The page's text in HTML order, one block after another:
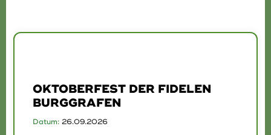
OKTOBERFEST DER FIDELEN
BURGGRAFEN
Datum: 26.09.2026